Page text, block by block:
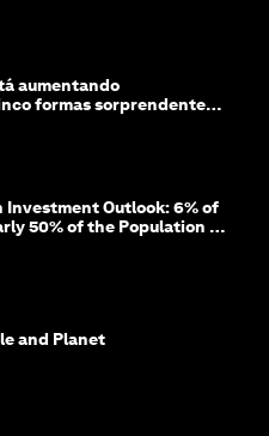
aumentando
formas sorprendentes
Investment Outlook: 6% of
50% of the Population –
and Planet